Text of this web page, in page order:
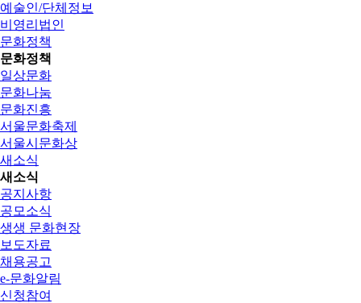
예술인/단체정보
비영리법인
문화정책
문화정책
일상문화
문화나눔
문화진흥
서울문화축제
서울시문화상
새소식
새소식
공지사항
공모소식
생생 문화현장
보도자료
채용공고
e-문화알림
신청참여